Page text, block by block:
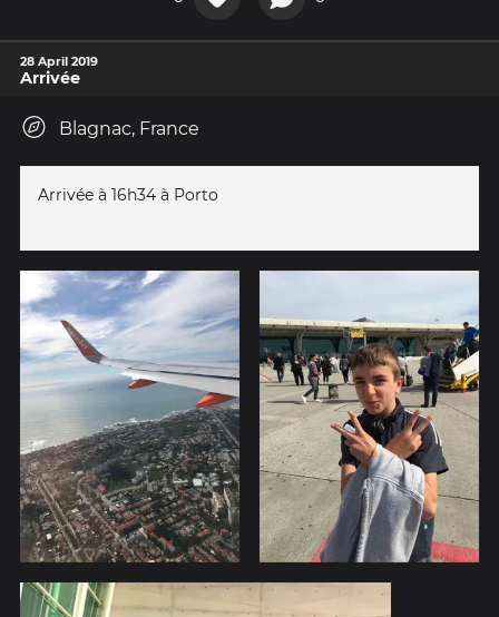
28 April 2019
Arrivée
Blagnac, France
Arrivée à 16h34 à Porto